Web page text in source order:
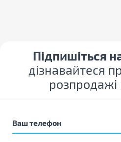
Підпишіться
дізнавайтеся